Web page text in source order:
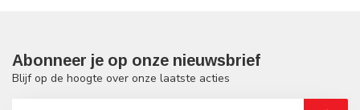
Abonneer je op onze nieuwsbrief
Blijf op de hoogte over onze laatste acties